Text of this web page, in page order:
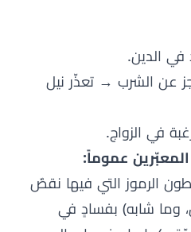
الدين.
عن الشرب → تعذّر نيل
في الزواج.
عموماً:
الرموز التي فيها نقصٌ
وما شابه) بفسادٍ في